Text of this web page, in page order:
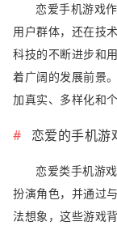
恋爱手机游戏
用户群体，还在技
科技的不断进步和
着广阔的发展前景
加真实、多样化和
恋爱的手机游
恋爱类手机游
扮演角色，并通过
法想象，这些游戏